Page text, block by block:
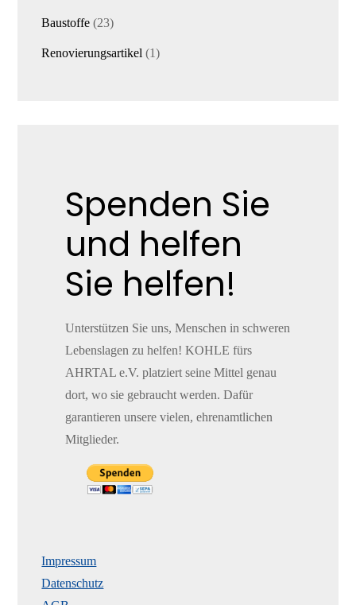
Baustoffe 2323
Renovierungsartikel 11
Spenden Sie
und helfen
Sie helfen!
Unterstützen Sie uns, Menschen in schweren
Lebenslagen zu helfen! KOHLE fürs
AHRTAL e.V. platziert seine Mittel genau
dort, wo sie gebraucht werden. Dafür
garantieren unsere vielen, ehrenamtlichen
Mitglieder.
Impressum
Datenschutz